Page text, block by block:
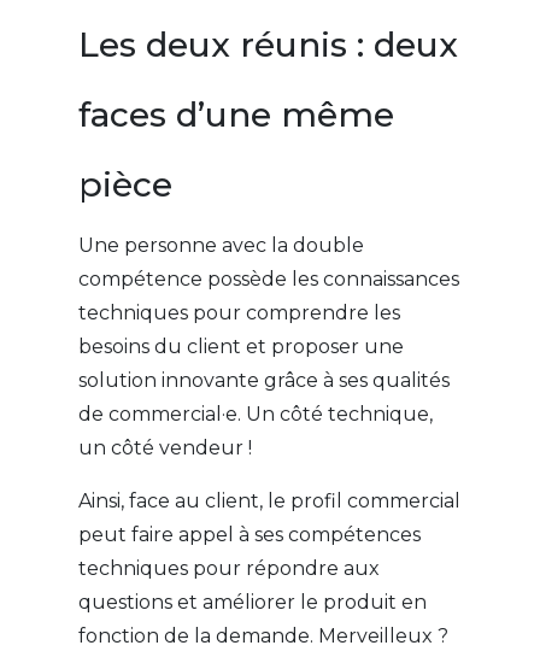
Les deux réunis : deux
faces d’une même
pièce
Une personne avec la double
compétence possède les connaissances
techniques pour comprendre les
besoins du client et proposer une
solution innovante grâce à ses qualités
de commercial·e. Un côté technique,
un côté vendeur !
Ainsi, face au client, le profil commercial
peut faire appel à ses compétences
techniques pour répondre aux
questions et améliorer le produit en
fonction de la demande. Merveilleux ?